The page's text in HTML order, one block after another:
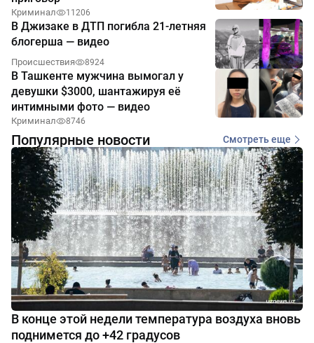
Криминал 11206
В Джизаке в ДТП погибла 21-летняя
блогерша — видео
Происшествия 8924
В Ташкенте мужчина вымогал у
девушки $3000, шантажируя её
интимными фото — видео
Криминал 8746
Популярные новости Смотреть еще
В конце этой недели температура воздуха вновь
поднимется до +42 градусов